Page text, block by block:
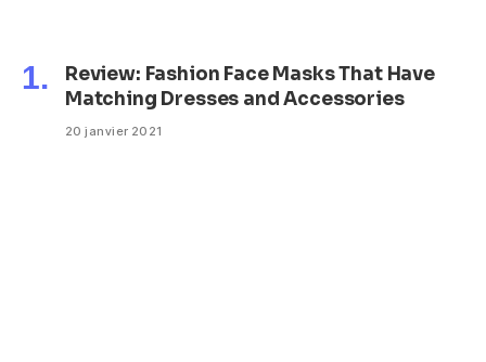
Review: Fashion Face Masks That Have
Matching Dresses and Accessories
20 janvier 2021